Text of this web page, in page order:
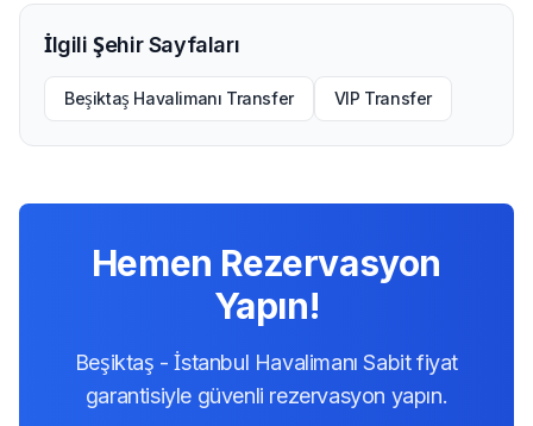
İlgili Şehir Sayfaları
Beşiktaş Havalimanı Transfer VIP Transfer
Hemen Rezervasyon
Yapın!
Beşiktaş - İstanbul Havalimanı Sabit fiyat
garantisiyle güvenli rezervasyon yapın.